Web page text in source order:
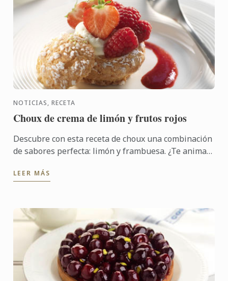
NOTICIAS, RECETA
Choux de crema de limón y frutos rojos
Descubre con esta receta de choux una combinación
de sabores perfecta: limón y frambuesa. ¿Te animas
LEER MÁS